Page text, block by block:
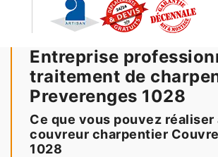
Entreprise
traitement de
Preverenges 1028
Ce que vous pouvez réaliser
couvreur charpentier
1028